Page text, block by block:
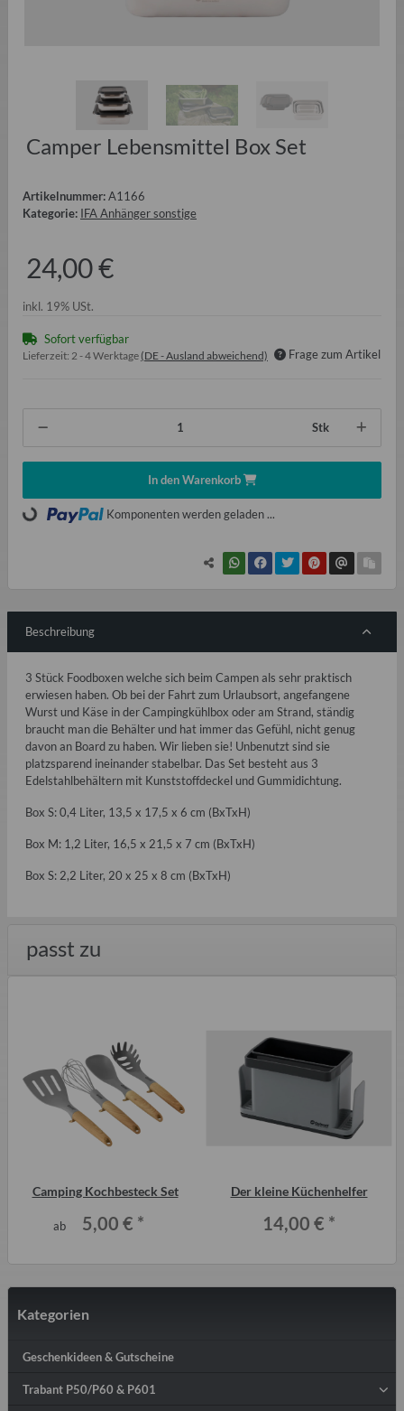
Camper Lebensmittel Box Set
Artikelnummer:A1166
Kategorie: IFA Anhänger sonstige
24,00 €
inkl. 19% USt.
Sofort verfügbar
Lieferzeit: 2 - 4 Werktage (DE - Ausland abweichend) Frage zum Artikel
Stk
In den Warenkorb
Loading... Komponenten werden geladen ...
Beschreibung
3 Stück Foodboxen welche sich beim Campen als sehr praktisch
erwiesen haben. Ob bei der Fahrt zum Urlaubsort, angefangene
Wurst und Käse in der Campingkühlbox oder am Strand, ständig
braucht man die Behälter und hat immer das Gefühl, nicht genug
davon an Board zu haben. Wir lieben sie! Unbenutzt sind sie
platzsparend ineinander stabelbar. Das Set besteht aus 3
Edelstahlbehältern mit Kunststoffdeckel und Gummidichtung.
Box S: 0,4 Liter, 13,5 x 17,5 x 6 cm (BxTxH)
Box M: 1,2 Liter, 16,5 x 21,5 x 7 cm (BxTxH)
Box S: 2,2 Liter, 20 x 25 x 8 cm (BxTxH)
passt zu
Camping Kochbesteck Set
ab 5,00 € *
Der kleine Küchenhelfer
14,00 € *
Kategorien
Geschenkideen & Gutscheine
Trabant P50/P60 & P601